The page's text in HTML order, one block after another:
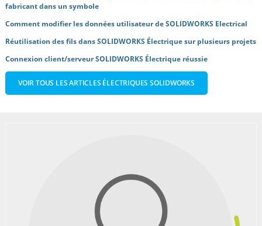
fabricant dans un symbole
Comment modifier les données utilisateur de SOLIDWORKS Electrical
Réutilisation des fils dans SOLIDWORKS Électrique sur plusieurs projets
Connexion client/serveur SOLIDWORKS Électrique réussie
VOIR TOUS LES ARTICLES ÉLECTRIQUES SOLIDWORKS